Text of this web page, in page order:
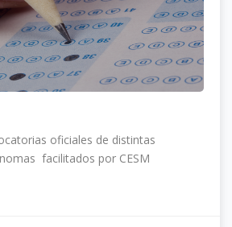
oficiales de distintas
facilitados por CESM